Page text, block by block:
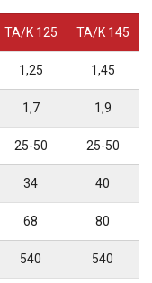
TA/K 125 TA/K 145
1,25 1,45
1,7 1,9
25-50 25-50
34 40
68 80
540 540